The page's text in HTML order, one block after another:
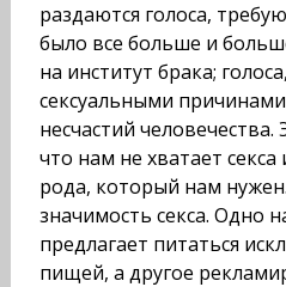
раздаются голоса,
было все больше и
на институт брака;
сексуаль­ными
несчастий
что нам не хватает
рода, который нам
значимость секса. Одно
предлагает питаться
пищей, а другое